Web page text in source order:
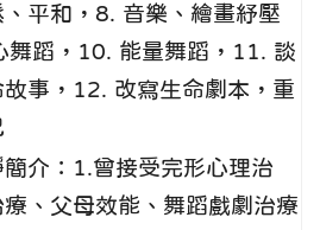
平和，8. 音樂、繪畫紓壓
舞蹈，10. 能量舞蹈，11. 談
故事，12. 改寫生命劇本，重
介：1.曾接受完形心理治
、父母效能、舞蹈戲劇治療